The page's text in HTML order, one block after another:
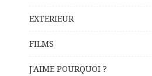
EXTERIEUR
FILMS
J'AIME POURQUOI ?